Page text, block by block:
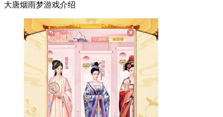
大唐烟雨梦游戏介绍